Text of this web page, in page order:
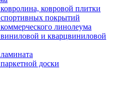
ковровой плитки
покрытий
линолеума
и кварцвиниловой
доски